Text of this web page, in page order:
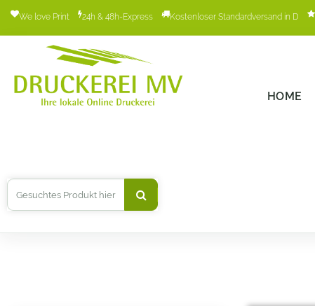
We love Print 24h & 48h-Express Kostenloser Standardversand in D
HOME